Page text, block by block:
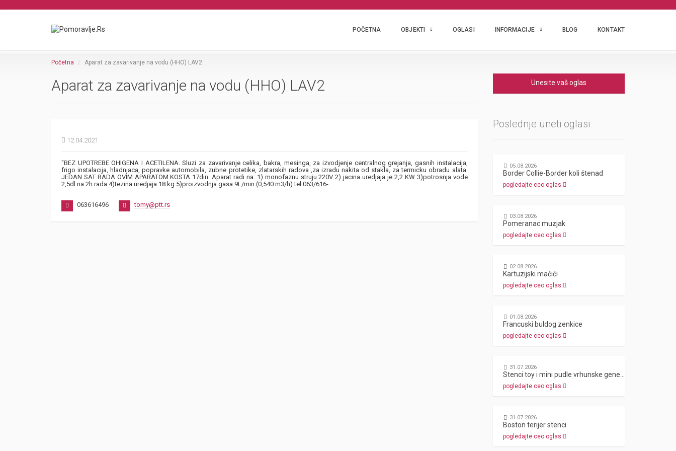
POČETNA OBJEKTI OGLASI INFORMACIJE BLOG KONTAKT
Početna Aparat za zavarivanje na vodu (HHO) LAV2
Aparat za zavarivanje na vodu (HHO) LAV2
12.04.2021
"BEZ UPOTREBE OHIGENA I ACETILENA. Sluzi za zavarivanje celika, bakra, mesinga, za izvodjenje centralnog grejanja, gasnih instalacija,
frigo instalacija, hladnjaca, popravke automobila, zubne protetike, zlatarskih radova ,za izradu nakita od stakla, za termicku obradu alata.
JEDAN SAT RADA OVIM APARATOM KOSTA 17din. Aparat radi na: 1) monofaznu struju 220V 2) jacina uredjaja je 2,2 KW 3)potrosnja vode
2,5dl na 2h rada 4)tezina uredjaja 18 kg 5)proizvodnja gasa 9L/min (0,540 m3/h) tel:063/616-
063616496 tomy@ptt.rs
Unesite vaš oglas
Poslednje uneti oglasi
05.08.2026
Border Collie-Border koli štenad
pogledajte ceo oglas
03.08.2026
Pomeranac muzjak
pogledajte ceo oglas
02.08.2026
Kartuzijski mačići
pogledajte ceo oglas
01.08.2026
Francuski buldog zenkice
pogledajte ceo oglas
31.07.2026
pogledajte ceo oglas
31.07.2026
Boston terijer stenci
pogledajte ceo oglas